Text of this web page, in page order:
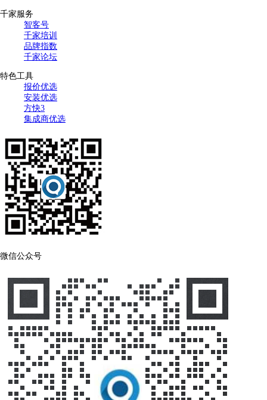
千家服务
智客号
千家培训
品牌指数
千家论坛
特色工具
报价优选
安装优选
方快3
集成商优选
微信公众号